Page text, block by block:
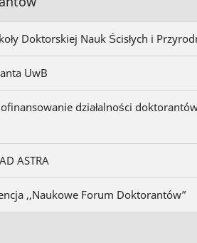
Doktorskiej Nauk Ścisłych i
UwB
działalności
ASTRA
,,Naukowe Forum Doktorantów”